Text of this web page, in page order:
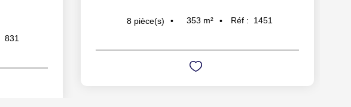
831
8 pièce(s) 353 m² Réf : 1451